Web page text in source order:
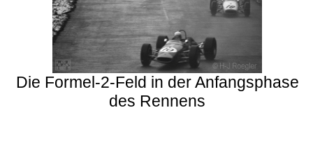
Die Formel-2-Feld in der Anfangsphase
des Rennens